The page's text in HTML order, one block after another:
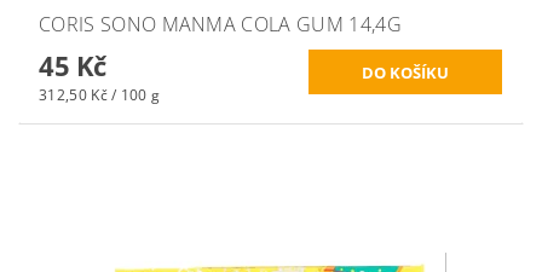
CORIS SONO MANMA COLA GUM 14,4G
45 Kč
312,50 Kč / 100 g